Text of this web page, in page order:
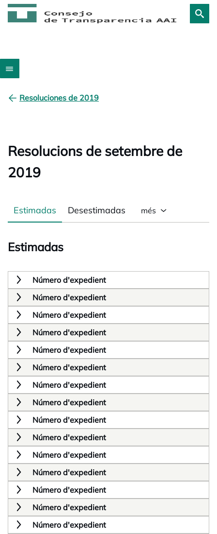
Resoluciones de 2019
Resolucions de setembre de
2019
Estimadas Desestimadas més
Estimadas
Número d'expedient
Número d'expedient
Número d'expedient
Número d'expedient
Número d'expedient
Número d'expedient
Número d'expedient
Número d'expedient
Número d'expedient
Número d'expedient
Número d'expedient
Número d'expedient
Número d'expedient
Número d'expedient
Número d'expedient